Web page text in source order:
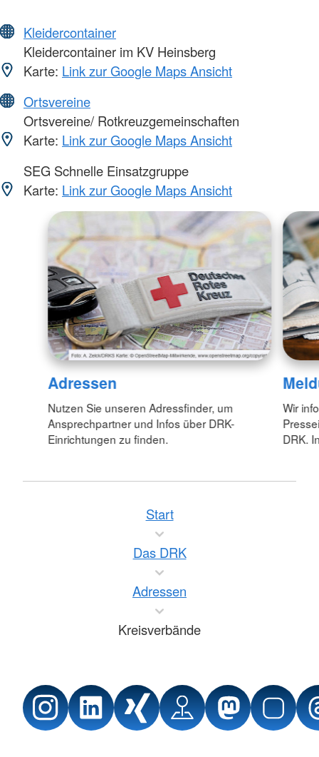
Kleidercontainer
Kleidercontainer im KV Heinsberg
Karte: Link zur Google Maps Ansicht
Ortsvereine
Ortsvereine/ Rotkreuzgemeinschaften
Karte: Link zur Google Maps Ansicht
SEG Schnelle Einsatzgruppe
Karte: Link zur Google Maps Ansicht
Adressen
Nutzen Sie unseren Adressfinder, um
Ansprechpartner und Infos über DRK-
Einrichtungen zu finden.
Wir
DRK.
Start
Das DRK
Adressen
Kreisverbände